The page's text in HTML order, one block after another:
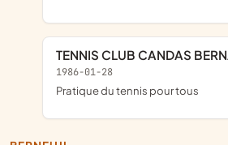
TENNIS CLUB CANDAS
1986-01-28
pratique du tennis pour tous